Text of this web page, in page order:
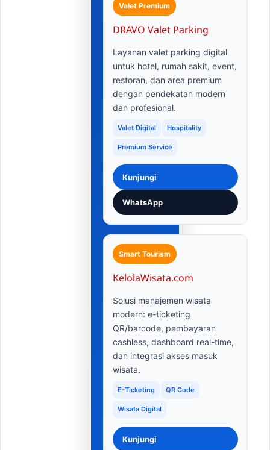
Valet Premium
DRAVO Valet Parking
Layanan valet parking digital
untuk hotel, rumah sakit, event,
restoran, dan area premium
dengan pendekatan modern
dan profesional.
Valet Digital Hospitality
Premium Service
Kunjungi
WhatsApp
Smart Tourism
KelolaWisata.com
Solusi manajemen wisata
modern: e-ticketing
QR/barcode, pembayaran
cashless, dashboard real-time,
dan integrasi akses masuk
wisata.
E-Ticketing QR Code
Wisata Digital
Kunjungi